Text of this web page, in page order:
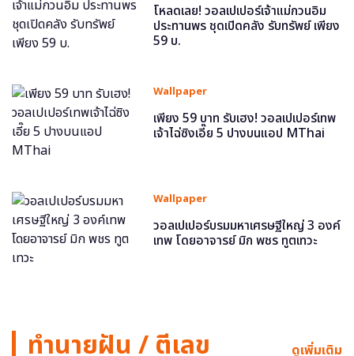
โหลดเลย! วอลเปเปอร์เจ้าแม่กวนอิม
ประทานพร ชุดเปิดคลัง รับทรัพย์ เพียง
59 บ.
Wallpaper
เพียง 59 บาท รับเฮง! วอลเปเปอร์เทพ
เจ้าไฉ่ซิงเอี๊ย 5 ปางบนแอป MThai
Wallpaper
วอลเปเปอร์บรมมหาเศรษฐีใหญ่ 3 องค์
เทพ โดยอาจารย์ มิก พชร ทูตเทวะ
ทำนายฝัน / ตีเลข ดูเพิ่มเติม